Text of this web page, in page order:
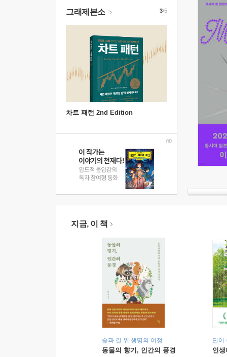
그래제본소
차트 패턴 2nd Edition
3/5
지금, 이 책
숲과 길 위 생명의 여정
동물의 향기, 인간의 풍경
단어
인